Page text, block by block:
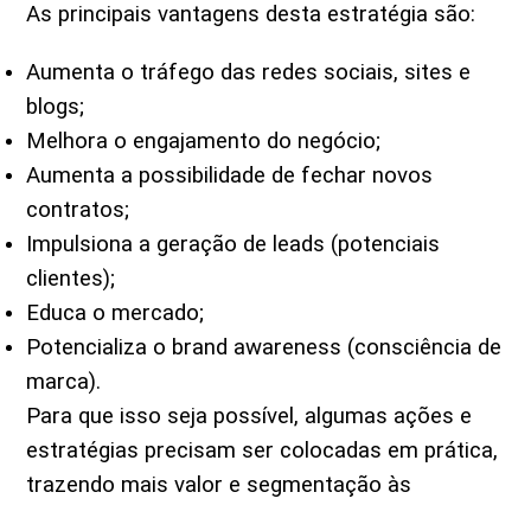
As principais vantagens desta estratégia são:
Aumenta o tráfego das redes sociais, sites e
blogs;
Melhora o engajamento do negócio;
Aumenta a possibilidade de fechar novos
contratos;
Impulsiona a geração de leads (potenciais
clientes);
Educa o mercado;
Potencializa o brand awareness (consciência de
marca).
Para que isso seja possível, algumas ações e
estratégias precisam ser colocadas em prática,
trazendo mais valor e segmentação às